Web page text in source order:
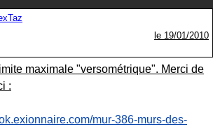
le 19/01/2010
maximale "versométrique". Merci de
:
mur-386-murs-des-